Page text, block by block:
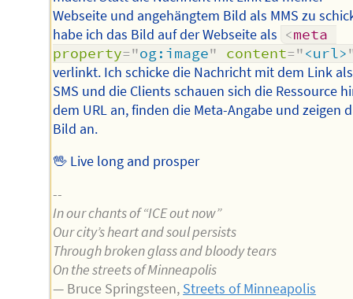
Webseite und angehängtem Bild als MMS zu
habe ich das Bild auf der Webseite als <meta
property="og:image" content="<url>
verlinkt. Ich schicke die Nachricht mit dem Link als
SMS und die Clients schauen sich die Ressource
dem URL an, finden die Meta-Angabe und zeigen
Bild an.
🖖 Live long and prosper
--
In our chants of “ICE out now”
Our city’s heart and soul persists
Through broken glass and bloody tears
On the streets of Minneapolis
— Bruce Springsteen, Streets of Minneapolis